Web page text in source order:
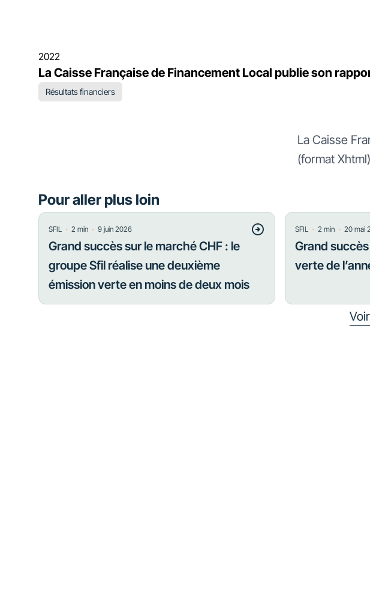
2022
La Caisse Française de Financement Local publie son
Résultats financiers
La Caisse
(format
Pour aller plus loin
SFIL ・ 2 min ・ 9 juin 2026
Grand succès sur le marché CHF : le
groupe Sfil réalise une deuxième
émission verte en moins de deux mois
SFIL・ 2 min・ 20 mai
Grand
verte de